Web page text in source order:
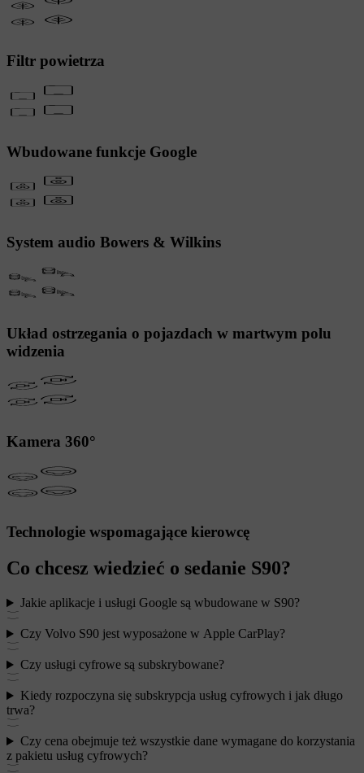
Filtr powietrza
Wbudowane funkcje Google
System audio Bowers & Wilkins
Układ ostrzegania o pojazdach w martwym polu
widzenia
Kamera 360°
Technologie wspomagające kierowcę
Co chcesz wiedzieć o sedanie S90?
Jakie aplikacje i usługi Google są wbudowane w S90?
Czy Volvo S90 jest wyposażone w Apple CarPlay?
Czy usługi cyfrowe są subskrybowane?
Kiedy rozpoczyna się subskrypcja usług cyfrowych i jak długo
trwa?
Czy cena obejmuje też wszystkie dane wymagane do korzystania
z pakietu usług cyfrowych?